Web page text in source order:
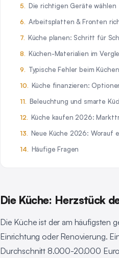
Die richtigen Geräte wählen
Arbeitsplatten & Fronten
Küche planen: Schritt für
Küchen-Materialien im
Typische Fehler beim
Küche finanzieren:
Beleuchtung und smarte
Küche kaufen 2026:
Neue Küche 2026: Worauf
Häufige Fragen
Die Küche: Herzstück
Die Küche ist der am häufigsten
Einrichtung oder Renovierung.
Durchschnitt 8.000-20.000